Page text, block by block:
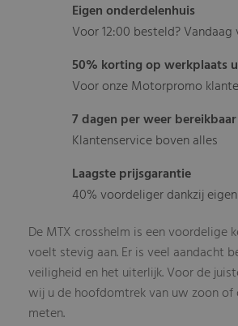
Eigen onderdelenhuis
Voor 12:00 besteld? Vandaag
50% korting op werkplaats
Voor onze Motorpromo
7 dagen per weer bereikbaar
Klantenservice boven alles
Laagste prijsgarantie
40% voordeliger dankzij
De MTX crosshelm is een voordelige
voelt stevig aan. Er is veel aandacht
veiligheid en het uiterlijk. Voor de
wij u de hoofdomtrek van uw zoon
meten.